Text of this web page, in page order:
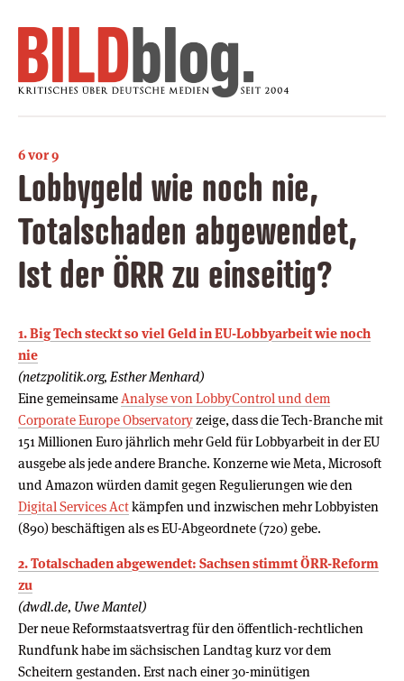
6 vor 9
Lobbygeld wie noch nie,
Totalschaden abgewendet,
Ist der ÖRR zu einseitig?
1. Big Tech steckt so viel Geld in EU-Lobbyarbeit wie noch
nie
(netzpolitik.org, Esther Menhard)
Eine gemeinsame Analyse von LobbyControl und dem
Corporate Europe Observatory zeige, dass die Tech-Branche mit
151 Millionen Euro jährlich mehr Geld für Lobbyarbeit in der EU
ausgebe als jede andere Branche. Konzerne wie Meta, Microsoft
und Amazon würden damit gegen Regulierungen wie den
Digital Services Actkämpfen und inzwischen mehr Lobbyisten
(890) beschäftigen als es EU-Abgeordnete (720) gebe.
2. Totalschaden abgewendet: Sachsen stimmt ÖRR-Reform
zu
(dwdl.de, Uwe Mantel)
Der neue Reformstaatsvertrag für den öffentlich-rechtlichen
Rundfunk habe im sächsischen Landtag kurz vor dem
Scheitern gestanden. Erst nach einer 30-minütigen